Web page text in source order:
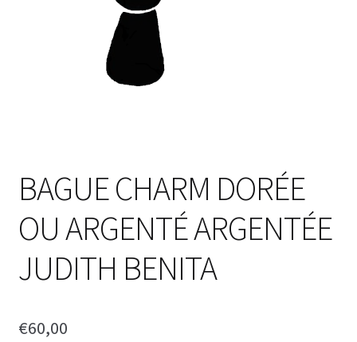
BAGUE CHARM DORÉE
OU ARGENTÉ ARGENTÉE
JUDITH BENITA
€60,00